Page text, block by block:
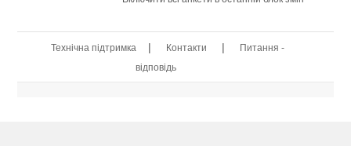
Технічна підтримка | Контакти |
Питання -
відповідь